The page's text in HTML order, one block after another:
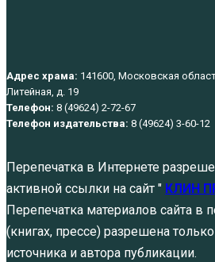
Адрес храма: 141600, Московская
Литейная, д. 19
Телефон: 8 (49624) 2-72-67
Телефон издательства: 8 (49624) 3-60-12
Перепечатка в Интернете
активной ссылки на сайт " КЛИН
Перепечатка материалов сайта в
(книгах, прессе) разрешена
источника и автора публикации.